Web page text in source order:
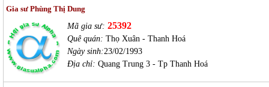
Gia sư Phùng Thị Dung
Mã gia sư: 25392
Quê quán: Thọ Xuân - Thanh Hoá
Ngày sinh:23/02/1993
Địa chỉ: Quang Trung 3 - Tp Thanh Hoá